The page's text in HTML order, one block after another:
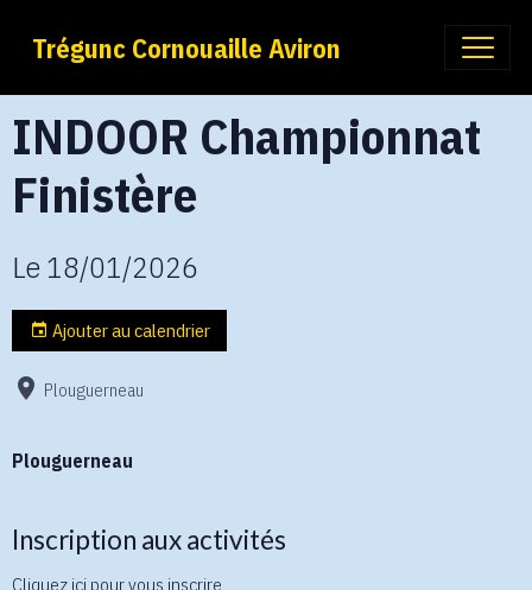
Trégunc Cornouaille Aviron
INDOOR Championnat
Finistère
Le 18/01/2026
Ajouter au calendrier
Plouguerneau
Plouguerneau
Inscription aux activités
Cliquez ici pour vous inscrire.